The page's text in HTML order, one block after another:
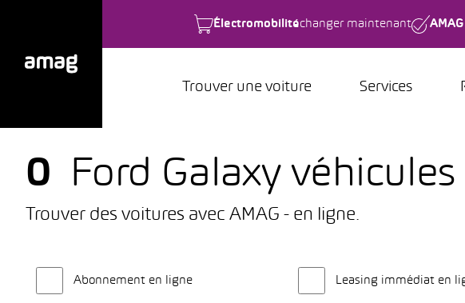
Électromobilitéchanger maintenant
Trouver une voiture Services
0 Ford Galaxy
Trouver des voitures avec AMAG - en ligne.
Abonnement en ligne Leasing immédiat en